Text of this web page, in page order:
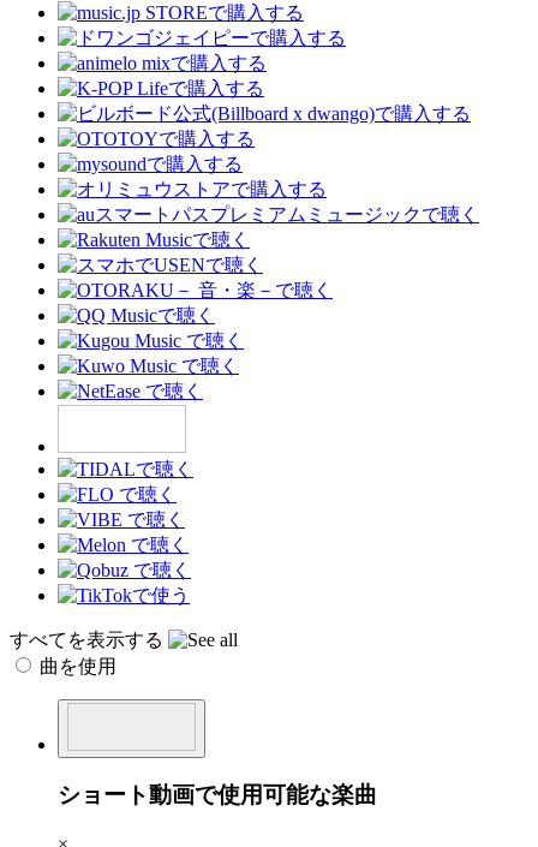
すべてを表示する
曲を使用
ショート動画で使用可能な楽曲